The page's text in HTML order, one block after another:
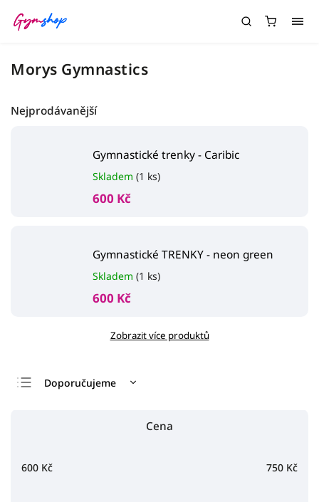
Morys Gymnastics
Nejprodávanější
Gymnastické trenky - Caribic
Skladem (1 ks)
600 Kč
Gymnastické TRENKY - neon green
Skladem (1 ks)
600 Kč
Zobrazit více produktů
Doporučujeme
Abecedně
Cena
600 Kč 750 Kč